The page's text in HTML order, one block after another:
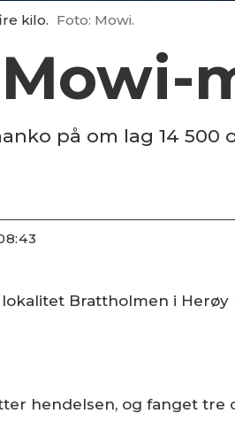
kilo. Foto: Mowi.
på om lag 14 500
Brattholmen i
hendelsen, og fanget tre